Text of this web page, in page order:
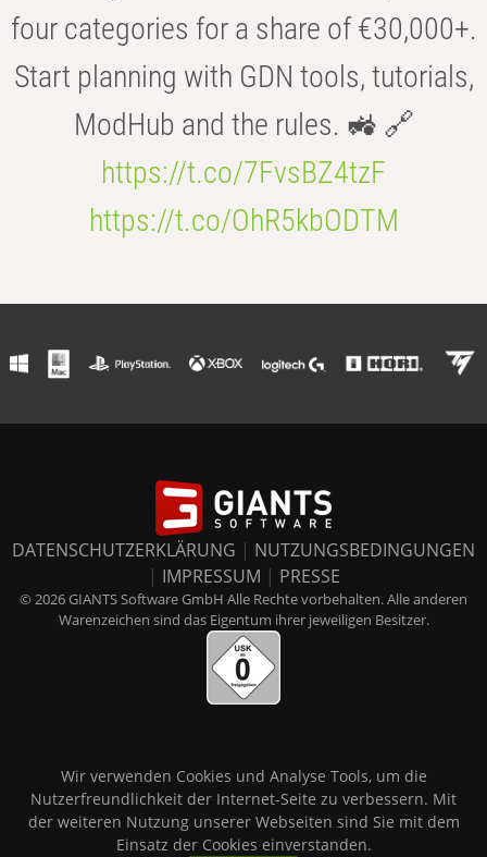
four categories for a share of €30,000+.
Start planning with GDN tools, tutorials,
ModHub and the rules. 🚜 🔗
https://t.co/7FvsBZ4tzF
https://t.co/OhR5kbODTM
DATENSCHUTZERKLÄRUNG | NUTZUNGSBEDINGUNGEN
| IMPRESSUM | PRESSE
© 2026 GIANTS Software GmbH Alle Rechte vorbehalten. Alle anderen
Warenzeichen sind das Eigentum ihrer jeweiligen Besitzer.
Wir verwenden Cookies und Analyse Tools, um die
Nutzerfreundlichkeit der Internet-Seite zu verbessern. Mit
der weiteren Nutzung unserer Webseiten sind Sie mit dem
Einsatz der Cookies einverstanden.